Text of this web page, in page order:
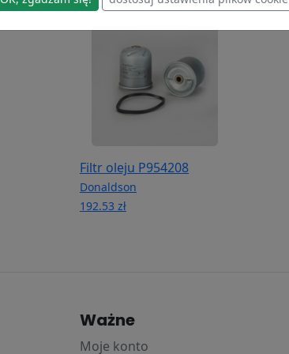
Filtr oleju P954208
Donaldson
192.53 zł
Ważne
Moje konto